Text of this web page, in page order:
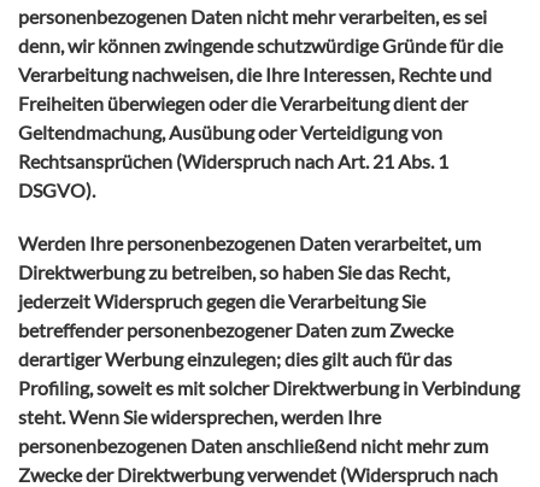
personenbezogenen Daten nicht mehr verarbeiten, es sei
denn, wir können zwingende schutzwürdige Gründe für die
Verarbeitung nachweisen, die Ihre Interessen, Rechte und
Freiheiten überwiegen oder die Verarbeitung dient der
Geltendmachung, Ausübung oder Verteidigung von
Rechtsansprüchen (Widerspruch nach Art. 21 Abs. 1
DSGVO).
Werden Ihre personenbezogenen Daten verarbeitet, um
Direktwerbung zu betreiben, so haben Sie das Recht,
jederzeit Widerspruch gegen die Verarbeitung Sie
betreffender personenbezogener Daten zum Zwecke
derartiger Werbung einzulegen; dies gilt auch für das
Profiling, soweit es mit solcher Direktwerbung in Verbindung
steht. Wenn Sie widersprechen, werden Ihre
personenbezogenen Daten anschließend nicht mehr zum
Zwecke der Direktwerbung verwendet (Widerspruch nach